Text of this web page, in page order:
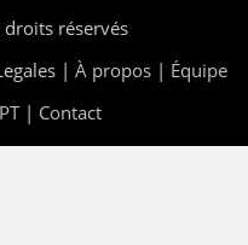
réservés
| À propos | Équipe
| Contact